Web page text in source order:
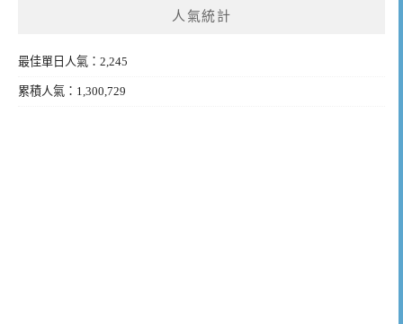
人氣統計
最佳單日人氣：2,245
累積人氣：1,300,729